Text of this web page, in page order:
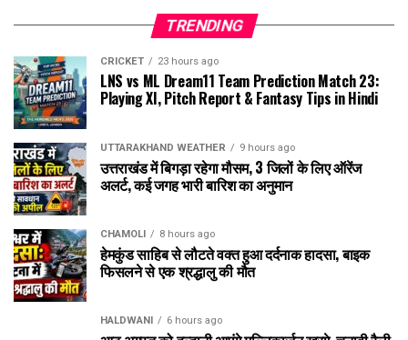
TRENDING
CRICKET 23 hours ago
LNS vs ML Dream11 Team Prediction Match 23:
Playing XI, Pitch Report & Fantasy Tips in Hindi
UTTARAKHAND WEATHER 9 hours ago
उत्तराखंड में बिगड़ा रहेगा मौसम, 3 जिलों के लिए ऑरेंज
अलर्ट, कई जगह भारी बारिश का अनुमान
CHAMOLI 8 hours ago
हेमकुंड साहिब से लौटते वक्त हुआ दर्दनाक हादसा, बाइक
फिसलने से एक श्रद्धालु की मौत
HALDWANI 6 hours ago